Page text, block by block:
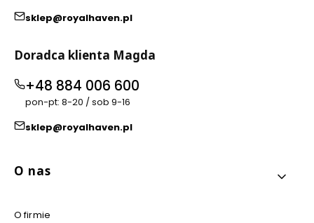
sklep@royalhaven.pl
Doradca klienta Magda
+48 884 006 600
pon-pt: 8-20 / sob 9-16
sklep@royalhaven.pl
Linki w stopce
O nas
O firmie